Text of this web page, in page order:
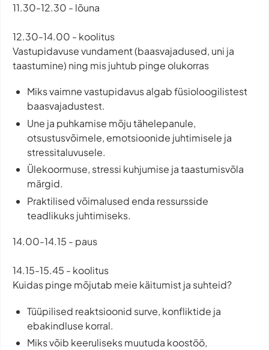
11.30-12.30 - lõuna
12.30-14.00 - koolitus
Vastupidavuse vundament (baasvajadused, uni ja
taastumine) ning mis juhtub pinge olukorras
Miks vaimne vastupidavus algab füsioloogilistest
baasvajadustest.
Une ja puhkamise mõju tähelepanule,
otsustusvõimele, emotsioonide juhtimisele ja
stressitaluvusele.
Ülekoormuse, stressi kuhjumise ja taastumisvõla
märgid.
Praktilised võimalused enda ressursside
teadlikuks juhtimiseks.
14.00-14.15 - paus
14.15-15.45 - koolitus
Kuidas pinge mõjutab meie käitumist ja suhteid?
Tüüpilised reaktsioonid surve, konfliktide ja
ebakindluse korral.
Miks võib keeruliseks muutuda koostöö,